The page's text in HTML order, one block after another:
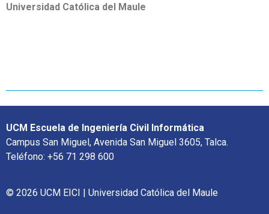
Universidad Católica del Maule
UCM Escuela de Ingeniería Civil Informática
Campus San Miguel, Avenida San Miguel 3605, Talca.
Teléfono: +56 71 298 600
© 2026 UCM EICI | Universidad Católica del Maule